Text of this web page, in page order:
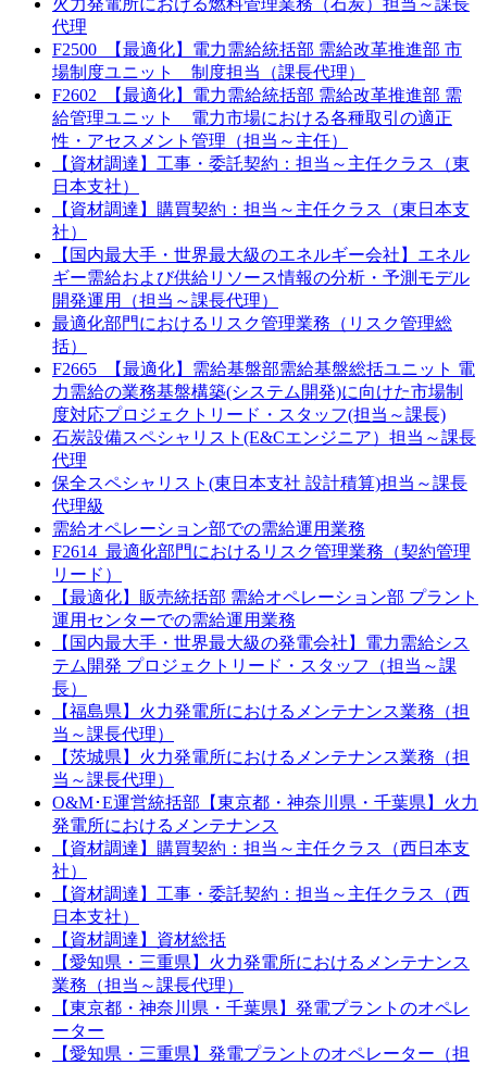
火力発電所における燃料管理業務（石炭）担当～課長
代理
F2500_【最適化】電力需給統括部 需給改革推進部 市
場制度ユニット 制度担当（課長代理）
F2602_【最適化】電力需給統括部 需給改革推進部 需
給管理ユニット 電力市場における各種取引の適正
性・アセスメント管理（担当～主任）
【資材調達】工事・委託契約：担当～主任クラス（東
日本支社）
【資材調達】購買契約：担当～主任クラス（東日本支
社）
【国内最大手・世界最大級のエネルギー会社】エネル
ギー需給および供給リソース情報の分析・予測モデル
開発運用（担当～課長代理）
最適化部門におけるリスク管理業務（リスク管理総
括）
F2665_【最適化】需給基盤部需給基盤総括ユニット 電
力需給の業務基盤構築(システム開発)に向けた市場制
度対応プロジェクトリード・スタッフ(担当～課長)
石炭設備スペシャリスト(E&Cエンジニア）担当～課長
代理
保全スペシャリスト(東日本支社 設計積算)担当～課長
代理級
需給オペレーション部での需給運用業務
F2614_最適化部門におけるリスク管理業務（契約管理
リード）
【最適化】販売統括部 需給オペレーション部 プラント
運用センターでの需給運用業務
【国内最大手・世界最大級の発電会社】電力需給シス
テム開発 プロジェクトリード・スタッフ（担当～課
長）
【福島県】火力発電所におけるメンテナンス業務（担
当～課長代理）
【茨城県】火力発電所におけるメンテナンス業務（担
当～課長代理）
O&M･E運営統括部【東京都・神奈川県・千葉県】火力
発電所におけるメンテナンス
【資材調達】購買契約：担当～主任クラス（西日本支
社）
【資材調達】工事・委託契約：担当～主任クラス（西
日本支社）
【資材調達】資材総括
【愛知県・三重県】火力発電所におけるメンテナンス
業務（担当～課長代理）
【東京都・神奈川県・千葉県】発電プラントのオペレ
ーター
【愛知県・三重県】発電プラントのオペレーター（担